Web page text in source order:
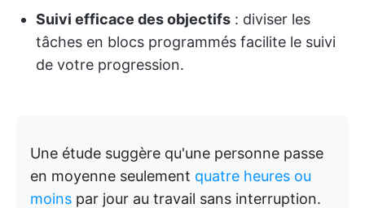
Suivi efficace des objectifs : diviser les
tâches en blocs programmés facilite le suivi
de votre progression.
Une étude suggère qu'une personne passe
en moyenne seulement quatre heures ou
moins par jour au travail sans interruption.